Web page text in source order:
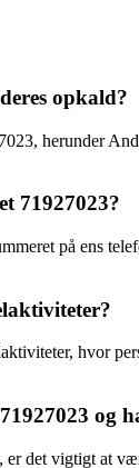
opkald?
herunder
71927023?
på ens
hvor
og
det vigtigt at